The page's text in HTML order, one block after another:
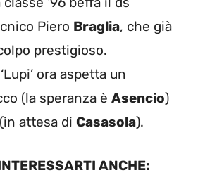
Piero Braglia, che già
prestigioso.
ora aspetta un
(la speranza è Asencio)
attesa di Casasola).
ANCHE: